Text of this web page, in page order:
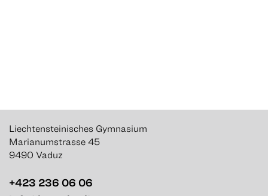
Liechtensteinisches Gymnasium
Marianumstrasse 45
9490 Vaduz
+423 236 06 06